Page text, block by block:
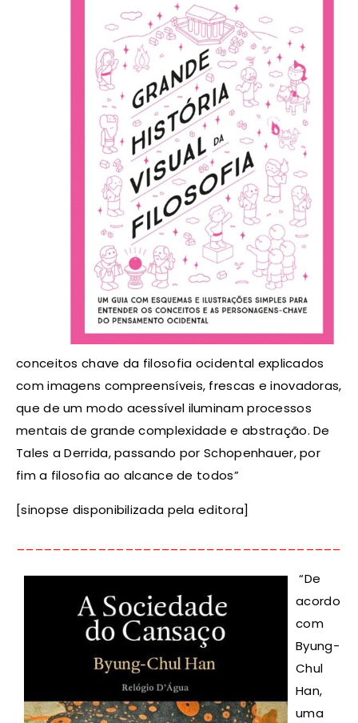
conceitos chave da filosofia ocidental explicados
com imagens compreensíveis, frescas e inovadoras,
que de um modo acessível iluminam processos
mentais de grande complexidade e abstração. De
Tales a Derrida, passando por Schopenhauer, por
fim a filosofia ao alcance de todos”
[sinopse disponibilizada pela editora]
“De
acordo
com
Byung-
Chul
Han,
uma